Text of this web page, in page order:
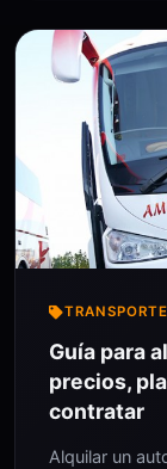
Guía para
precios,
contratar
Alquilar un